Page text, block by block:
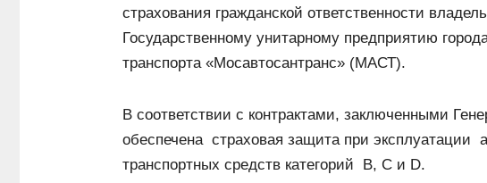
страхования гражданской ответственности
Государственному унитарному предприятию
транспорта «Мосавтосантранс» (МАСТ).
В соответствии с контрактами, заключенными
обеспечена страховая защита при эксплуатации
транспортных средств категорий B, С и D.